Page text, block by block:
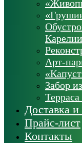
Карелии
Арт-
Забор
Доставка и
Прайс-лист
Контакты